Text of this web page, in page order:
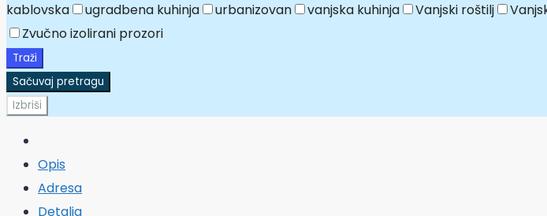
kablovska
ugradbena kuhinja urbanizovan vanjska kuhinja Vanjski roštilj
Zvučno izolirani prozori
Traži
Sačuvaj pretragu
Izbriši
Opis
Adresa
Detalja